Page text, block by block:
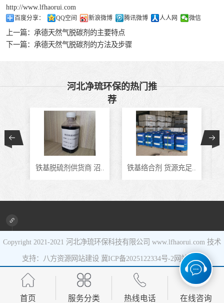
http://www.lfhaorui.com
百度分享： QQ空间 新浪微博 腾讯微博 人人网 微信
上一篇： 承德天然气脱碳剂的主要特点
下一篇： 承德天然气脱碳剂的方法及步骤
河北净琉环保的热门推
荐
铁基脱硫剂供货商 沼.. 铁基络合剂 货源充足..
Copyright 2021-2021 河北净琉环保科技有限公司 www.lfhaorui.com 技术
支持：八方资源 网站建设 冀ICP备2025122334号-2 网站地图
首页 服务分类 热线电话 在线咨询
剂
天然气脱硫剂
羰基硫脱除催化
液相氧化还原脱
硫补充剂
油气集输用天然
气净化剂螯合物
硫酸锰系复合型